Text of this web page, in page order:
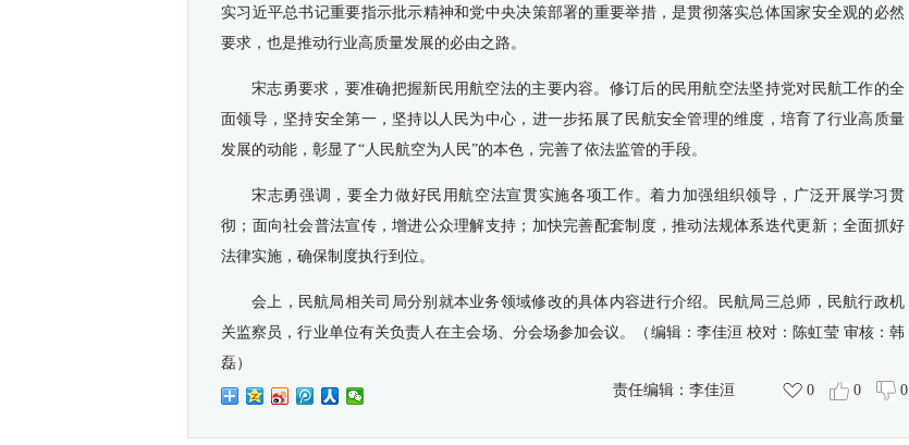
实习近平总书记重要指示批示精神和党中央决策部署的重要举措，是贯彻落实总体国家安全观的必然
要求，也是推动行业高质量发展的必由之路。
宋志勇要求，要准确把握新民用航空法的主要内容。修订后的民用航空法坚持党对民航工作的全
面领导，坚持安全第一，坚持以人民为中心，进一步拓展了民航安全管理的维度，培育了行业高质量
发展的动能，彰显了“人民航空为人民”的本色，完善了依法监管的手段。
宋志勇强调，要全力做好民用航空法宣贯实施各项工作。着力加强组织领导，广泛开展学习贯
彻；面向社会普法宣传，增进公众理解支持；加快完善配套制度，推动法规体系迭代更新；全面抓好
法律实施，确保制度执行到位。
会上，民航局相关司局分别就本业务领域修改的具体内容进行介绍。民航局三总师，民航行政机
关监察员，行业单位有关负责人在主会场、分会场参加会议。
（ 编辑：李佳洹 校对：陈虹莹 审核：韩
磊）
责任编辑： 李佳洹 0 0 0